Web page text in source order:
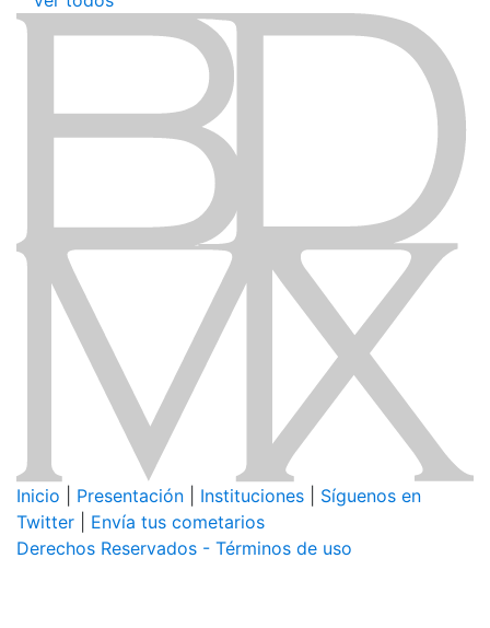
Inicio Presentación Instituciones
Síguenos en
Twitter
Envía tus cometarios
Derechos Reservados - Términos de uso